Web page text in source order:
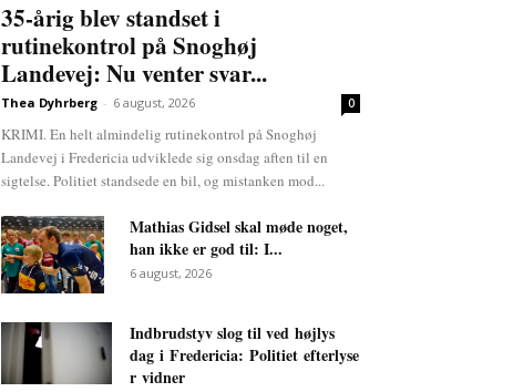
35-årig blev standset i
rutinekontrol på Snoghøj
Landevej: Nu venter svar...
Thea Dyhrberg - 6 august, 2026 0
KRIMI. En helt almindelig rutinekontrol på Snoghøj
Landevej i Fredericia udviklede sig onsdag aften til en
sigtelse. Politiet standsede en bil, og mistanken mod...
Mathias Gidsel skal møde noget,
han ikke er god til: I...
6 august, 2026
Indbrudstyv slog til ved højlys
dag i Fredericia: Politiet efterlyse
r vidner